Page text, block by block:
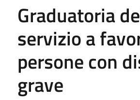
Graduatoria
servizio a
persone con
grave